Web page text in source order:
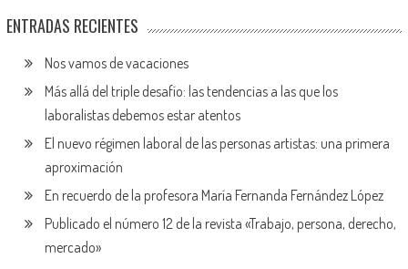
ENTRADAS RECIENTES
Nos vamos de vacaciones
Más allá del triple desafío: las tendencias a las que los
laboralistas debemos estar atentos
El nuevo régimen laboral de las personas artistas: una primera
aproximación
En recuerdo de la profesora María Fernanda Fernández López
Publicado el número 12 de la revista «Trabajo, persona, derecho,
mercado»